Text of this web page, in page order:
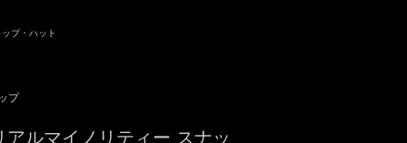
プ・ハット
プ
アルマイノリティー スナッ